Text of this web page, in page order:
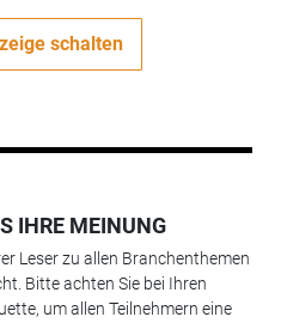
schalten
IHRE MEINUNG
Leser zu allen Branchenthemen
Bitte achten Sie bei Ihren
um allen Teilnehmern eine